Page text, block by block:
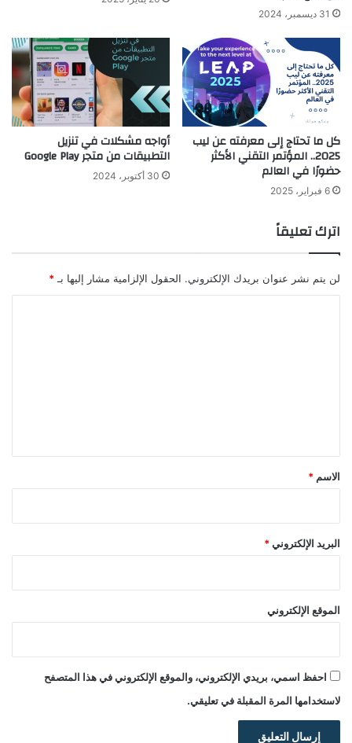
31 ديسمبر، 2024
كل ما تحتاج إلى معرفته عن ليب
2025.. المؤتمر التقني الأكثر
حضورًا في العالم
6 فبراير، 2025
أواجه مشكلات في تنزيل
التطبيقات من متجر Google Play
30 أكتوبر، 2024
اترك تعليقاً
لن يتم نشر عنوان بريدك الإلكتروني. الحقول الإلزامية مشار إليها بـ *
*
الاسم *
البريد الإلكتروني *
الموقع الإلكتروني
احفظ اسمي، بريدي الإلكتروني، والموقع الإلكتروني في هذا المتصفح
لاستخدامها المرة المقبلة في تعليقي.